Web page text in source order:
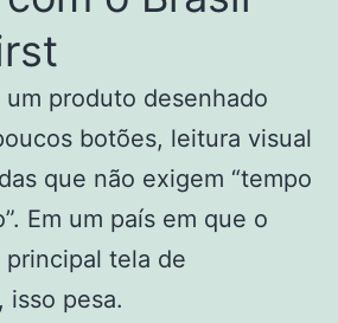
um produto desenhado
botões, leitura visual
que não exigem “tempo
Em um país em que o
tela de
isso pesa.